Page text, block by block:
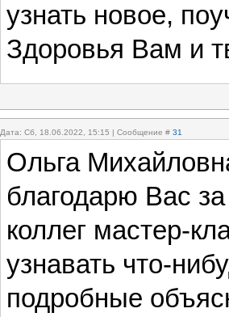
узнать новое,
Здоровья Вам и
Дата: Сб, 18.06.2022, 15:15 | Сообщение # 31
Ольга
благодарю Вас
коллег мастер-
узнавать что-
подробные